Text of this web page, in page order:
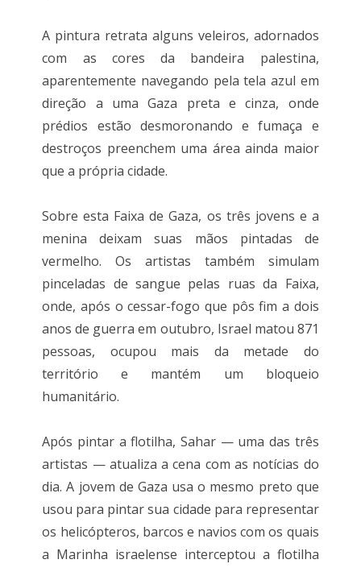
A pintura retrata alguns veleiros, adornados
com as cores da bandeira palestina,
aparentemente navegando pela tela azul em
direção a uma Gaza preta e cinza, onde
prédios estão desmoronando e fumaça e
destroços preenchem uma área ainda maior
que a própria cidade.
Sobre esta Faixa de Gaza, os três jovens e a
menina deixam suas mãos pintadas de
vermelho. Os artistas também simulam
pinceladas de sangue pelas ruas da Faixa,
onde, após o cessar-fogo que pôs fim a dois
anos de guerra em outubro, Israel matou 871
pessoas, ocupou mais da metade do
território e mantém um bloqueio
humanitário.
Após pintar a flotilha, Sahar — uma das três
artistas — atualiza a cena com as notícias do
dia. A jovem de Gaza usa o mesmo preto que
usou para pintar sua cidade para representar
os helicópteros, barcos e navios com os quais
a Marinha israelense interceptou a flotilha